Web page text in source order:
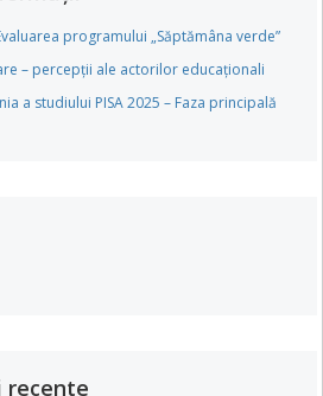
programului „Săptămâna verde”
– percepții ale actorilor educaționali
a studiului PISA 2025 – Faza principală
recente